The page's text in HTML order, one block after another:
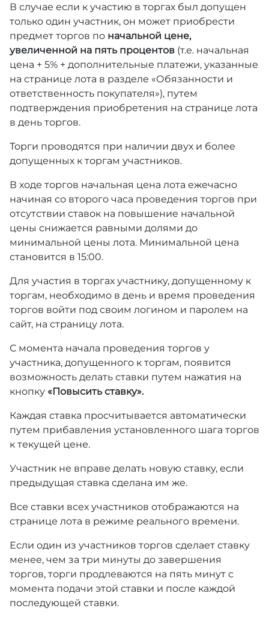
В случае если к участию в торгах был допущен
только один участник, он может приобрести
предмет торгов по начальной цене,
увеличенной на пять процентов (т.е. начальная
цена + 5% + дополнительные платежи, указанные
на странице лота в разделе «Обязанности и
ответственность покупателя»), путем
подтверждения приобретения на странице лота
в день торгов.
Торги проводятся при наличии двух и более
допущенных к торгам участников.
В ходе торгов начальная цена лота ежечасно
начиная со второго часа проведения торгов при
отсутствии ставок на повышение начальной
цены снижается равными долями до
минимальной цены лота. Минимальной цена
становится в 15:00.
Для участия в торгах участнику, допущенному к
торгам, необходимо в день и время проведения
торгов войти под своим логином и паролем на
сайт, на страницу лота.
С момента начала проведения торгов у
участника, допущенного к торгам, появится
возможность делать ставки путем нажатия на
кнопку «Повысить ставку».
Каждая ставка просчитывается автоматически
путем прибавления установленного шага торгов
к текущей цене.
Участник не вправе делать новую ставку, если
предыдущая ставка сделана им же.
Все ставки всех участников отображаются на
странице лота в режиме реального времени.
Если один из участников торгов сделает ставку
менее, чем за три минуты до завершения
торгов, торги продлеваются на пять минут с
момента подачи этой ставки и после каждой
последующей ставки.